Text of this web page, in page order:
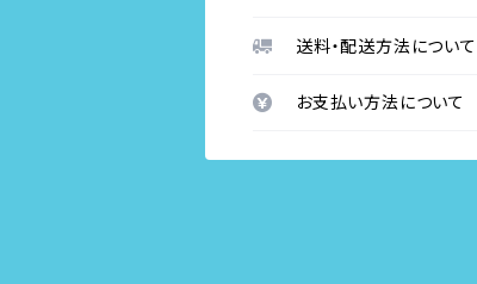
送料・配送方法について
お支払い方法について